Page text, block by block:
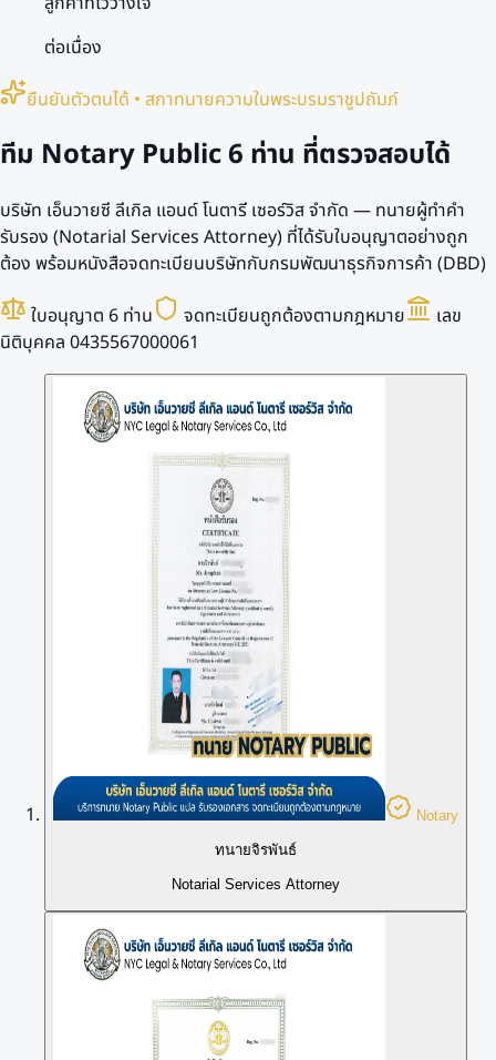
ต่อเนื่อง
ยืนยันตัวตนได้ • สภาทนายความในพระบรมราชูปถัมภ์
ทีม Notary Public6 ท่าน ที่ตรวจสอบได้
บริษัท เอ็นวายซี ลีเกิล แอนด์ โนตารี เซอร์วิส จำกัด — ทนายผู้ทำคำ
รับรอง (Notarial Services Attorney) ที่ได้รับใบอนุญาตอย่างถูก
ต้อง พร้อมหนังสือจดทะเบียนบริษัทกับกรมพัฒนาธุรกิจการค้า (DBD)
ใบอนุญาต 6 ท่าน
จดทะเบียนถูกต้องตามกฎหมาย
เลข
นิติบุคคล 0435567000061
Notary
ทนายจิรพันธ์
Notarial Services Attorney